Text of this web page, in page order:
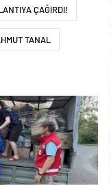
ÇAĞIRDI!
TANAL